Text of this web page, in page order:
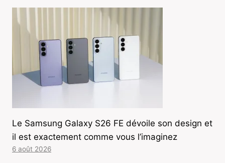
Le Samsung Galaxy S26 FE dévoile son design et
il est exactement comme vous l’imaginez
6 août 2026